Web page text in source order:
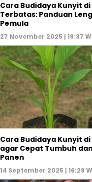
Cara Budidaya Kunyit di
Terbatas: Panduan
Pemula
27 November 2025 | 19:37
Cara Budidaya Kunyit
agar Cepat Tumbuh
Panen
14 September 2025 | 16:29